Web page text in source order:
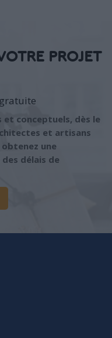
PROJET
et conceptuels, dès le
et artisans
une
délais de